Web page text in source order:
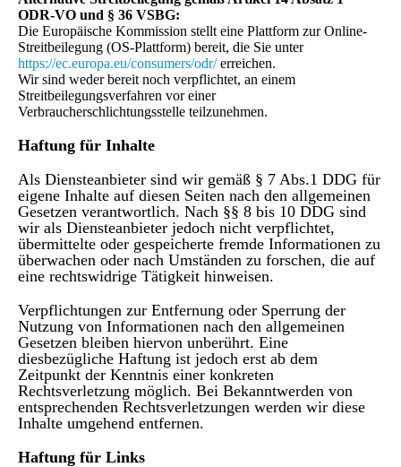
ODR-VO und § 36 VSBG:
Die Europäische Kommission stellt eine Plattform zur Online-
Streitbeilegung (OS-Plattform) bereit, die Sie unter
https://ec.europa.eu/consumers/odr/erreichen.
Wir sind weder bereit noch verpflichtet, an einem
Streitbeilegungsverfahren vor einer
Verbraucherschlichtungsstelle teilzunehmen.
Haftung für Inhalte
Als Diensteanbieter sind wir gemäß § 7 Abs.1 DDG für
eigene Inhalte auf diesen Seiten nach den allgemeinen
Gesetzen verantwortlich. Nach §§ 8 bis 10 DDG sind
wir als Diensteanbieter jedoch nicht verpflichtet,
übermittelte oder gespeicherte fremde Informationen zu
überwachen oder nach Umständen zu forschen, die auf
eine rechtswidrige Tätigkeit hinweisen.
Verpflichtungen zur Entfernung oder Sperrung der
Nutzung von Informationen nach den allgemeinen
Gesetzen bleiben hiervon unberührt. Eine
diesbezügliche Haftung ist jedoch erst ab dem
Zeitpunkt der Kenntnis einer konkreten
Rechtsverletzung möglich. Bei Bekanntwerden von
entsprechenden Rechtsverletzungen werden wir diese
Inhalte umgehend entfernen.
Haftung für Links